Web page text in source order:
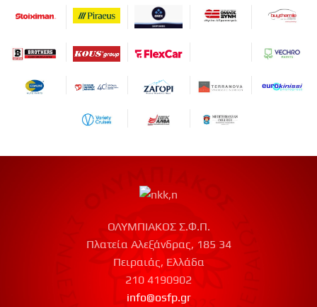
ΟΛΥΜΠΙΑΚΟΣ Σ.Φ.Π.
Πλατεία Αλεξάνδρας, 185 34
Πειραιάς, Ελλάδα
210 4190902
info@osfp.gr